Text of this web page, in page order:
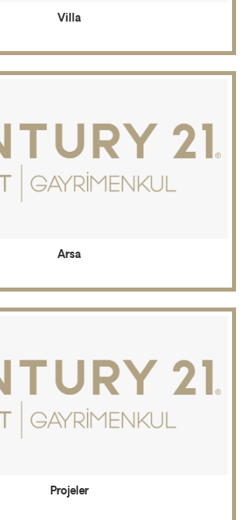
Villa
Arsa
Projeler